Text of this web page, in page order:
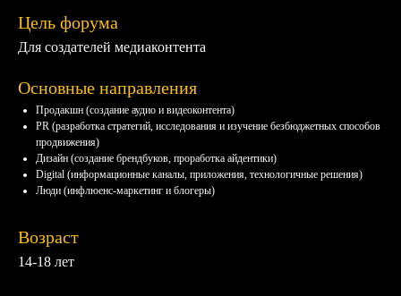
Цель форума
Для создателей медиаконтента
Основные направления
Продакшн (создание аудио и видеоконтента)
PR (разработка стратегий, исследования и изучение безбюджетных способов
продвижения)
Дизайн (создание брендбуков, проработка айдентики)
Digital (информационные каналы, приложения, технологичные решения)
Люди (инфлюенс-маркетинг и блогеры)
Возраст
14-18 лет